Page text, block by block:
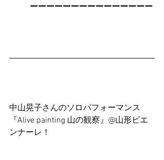
ーーーーーーーーーーーーーーー
中山晃子さんのソロパフォーマンス
『Alive painting 山の観察』@山形ビエ
ンナーレ！